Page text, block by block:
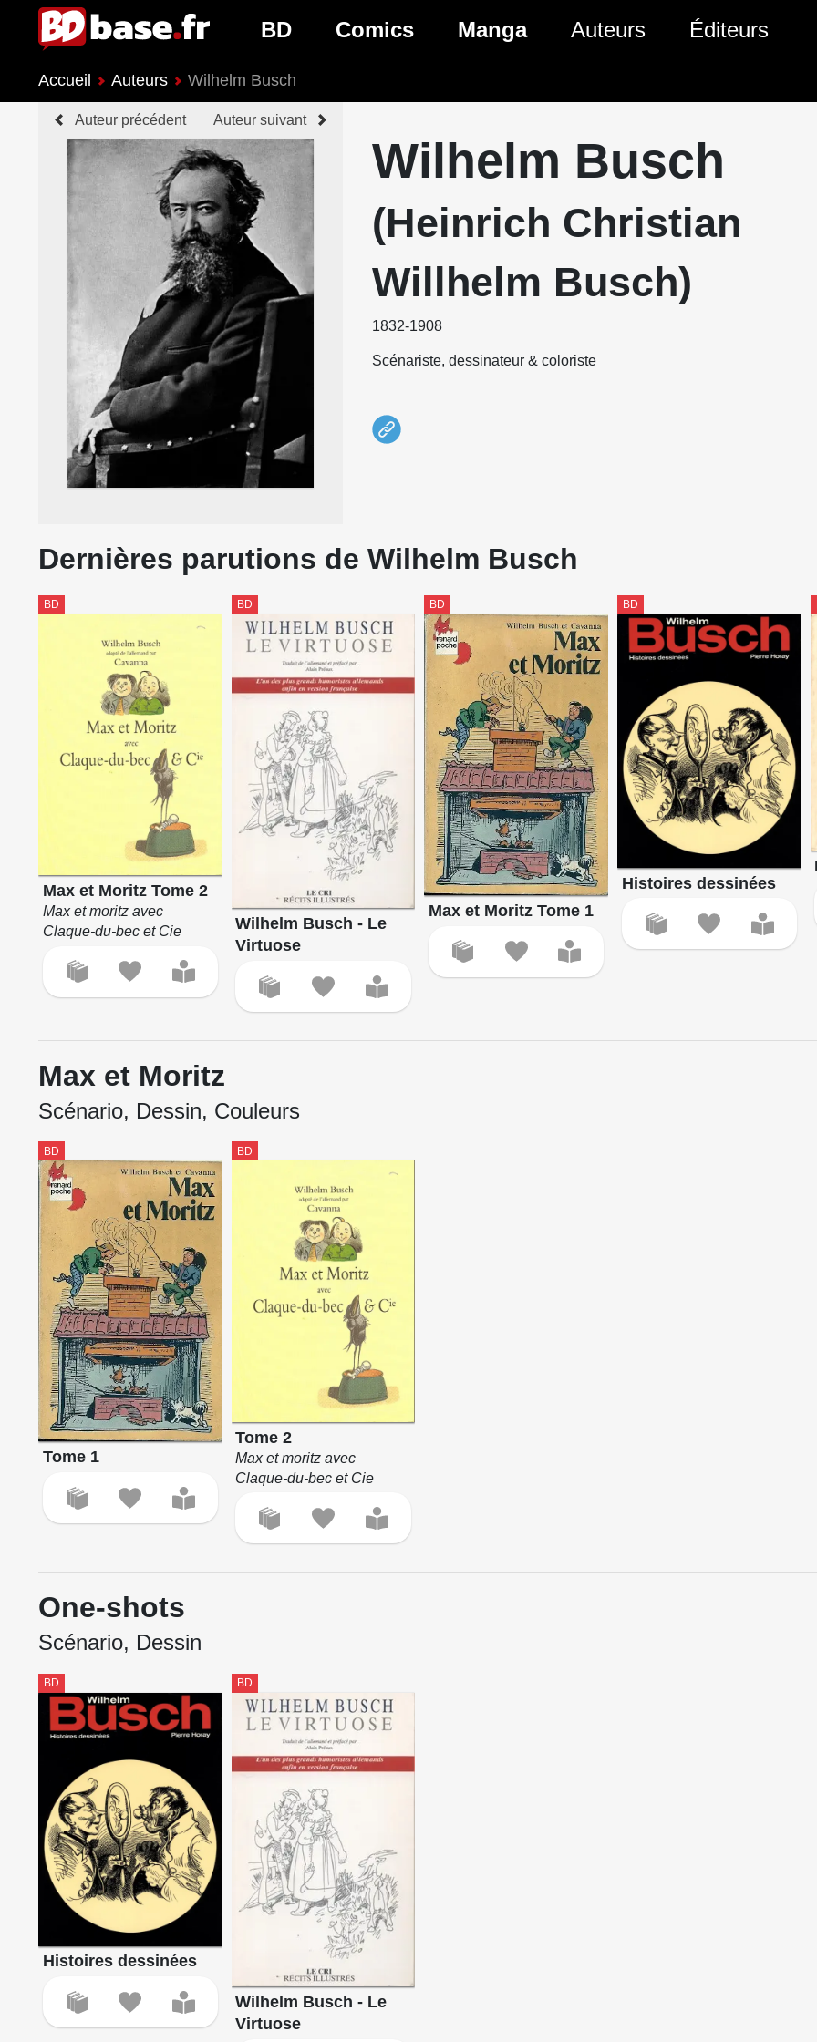
BD
Nouveautés BD
Prochaines sorties BD
Comics
Genres Comics
Manga
Genres Manga
Auteurs Éditeurs
Accueil Auteurs Wilhelm Busch
Auteur précédent Auteur suivant
Wilhelm Busch
(Heinrich Christian
Willhelm Busch)
1832-1908
Scénariste, dessinateur & coloriste
Dernières parutions de Wilhelm Busch
BD
Max et Moritz Tome 2
Max et moritz avec
Claque-du-bec et Cie
BD
Wilhelm Busch - Le
Virtuose
BD
Max et Moritz Tome 1
BD
Histoires dessinées
Max et Moritz
Scénario, Dessin, Couleurs
BD
Tome 1
BD
Tome 2
Max et moritz avec
Claque-du-bec et Cie
One-shots
Scénario, Dessin
BD
Histoires dessinées
BD
Wilhelm Busch - Le
Virtuose